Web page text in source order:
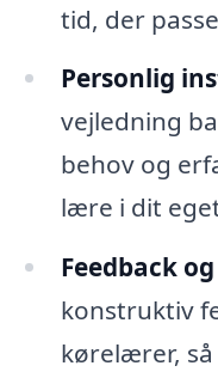
tid, der
Personlig
vejledning
behov og
lære i dit
Feedback
konstruktiv
kørelærer,